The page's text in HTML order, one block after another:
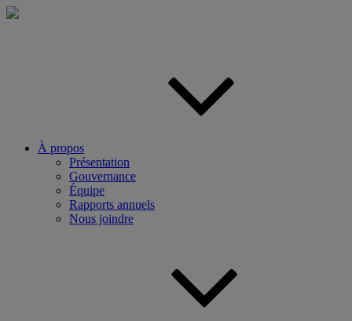
Aller
À propos
Présentation
Gouvernance
Équipe
Rapports annuels
Nous joindre